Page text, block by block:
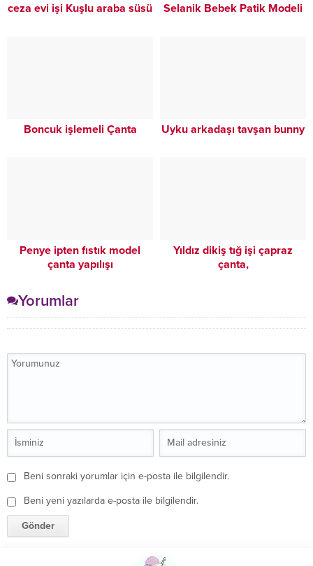
ceza evi işi Kuşlu araba süsü Selanik Bebek Patik Modeli
Boncuk işlemeli Çanta Uyku arkadaşı tavşan bunny
Penye ipten fıstık model
çanta yapılışı
Yıldız dikiş tığ işi çapraz
çanta,
Yorumlar
Beni sonraki yorumlar için e-posta ile bilgilendir.
Beni yeni yazılarda e-posta ile bilgilendir.